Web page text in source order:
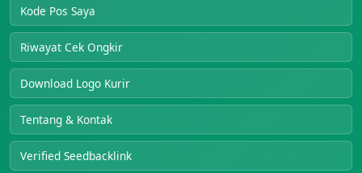
Kode Pos Saya
Riwayat Cek Ongkir
Download Logo Kurir
Tentang & Kontak
Verified Seedbacklink